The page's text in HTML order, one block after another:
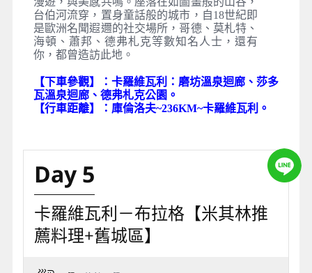
台伯河流穿，置身童話般的城市，自18世紀即
是歐洲名聞遐邇的社交場所，哥德、莫札特、
海頓、蕭邦、德弗札克等數知名人士，還有
你，都曾造訪此地。
【下車參觀】：卡羅維瓦利：磨坊溫泉迴廊、莎多
瓦溫泉迴廊、德弗札克公園。
【行車距離】：庫倫洛夫~236KM~卡羅維瓦利。
Day 5
卡羅維瓦利－布拉格【米其林推
薦料理+舊城區】